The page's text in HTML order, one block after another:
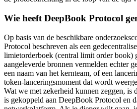
Wie heeft DeepBook Protocol
Op basis van de beschikbare
Protocol beschreven als een
limietorderboek (central limit order book)
aangeleverde bronnen vermelden echter
een naam van het kernteam, of een
token-lanceringsmoment dat wordt
Wat we met zekerheid kunnen zeggen, is
is gekoppeld aan DeepBook Protocol en